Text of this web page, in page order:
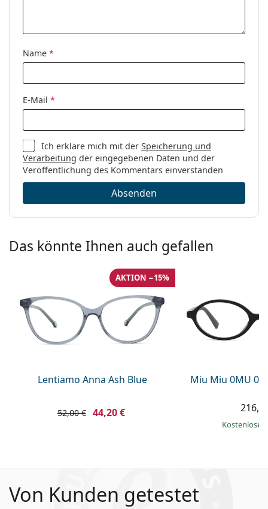
Code:
ET17444N 508 52
Name *
E-Mail *
Ich erkläre mich mit derSpeicherung und
Verarbeitung der eingegebenen Daten und der
Veröffentlichung des Kommentars einverstanden
Absenden
Das könnte Ihnen auch gefallen
Lentiamo Anna Ash Blue
AKTION −15%
52,00 € 44,20 €
Miu Miu 0MU
Kostenloser
Von Kunden getestet